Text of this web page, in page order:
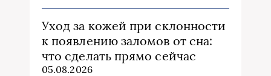
Уход за кожей при склонности
к появлению заломов от сна:
что сделать прямо сейчас
05.08.2026